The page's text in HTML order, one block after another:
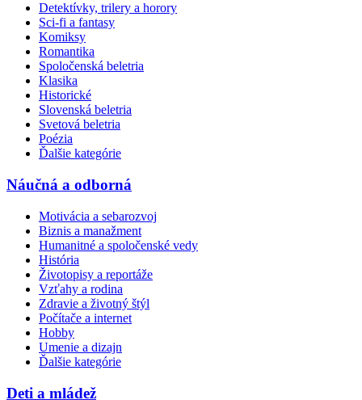
Detektívky, trilery a horory
Sci-fi a fantasy
Komiksy
Romantika
Spoločenská beletria
Klasika
Historické
Slovenská beletria
Svetová beletria
Poézia
Ďalšie kategórie
Náučná a odborná
Motivácia a sebarozvoj
Biznis a manažment
Humanitné a spoločenské vedy
História
Životopisy a reportáže
Vzťahy a rodina
Zdravie a životný štýl
Počítače a internet
Hobby
Umenie a dizajn
Ďalšie kategórie
Deti a mládež